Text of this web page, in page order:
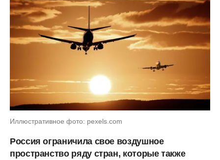
Иллюстративное фото: pexels.com
Россия ограничила свое воздушное
пространство ряду стран, которые также